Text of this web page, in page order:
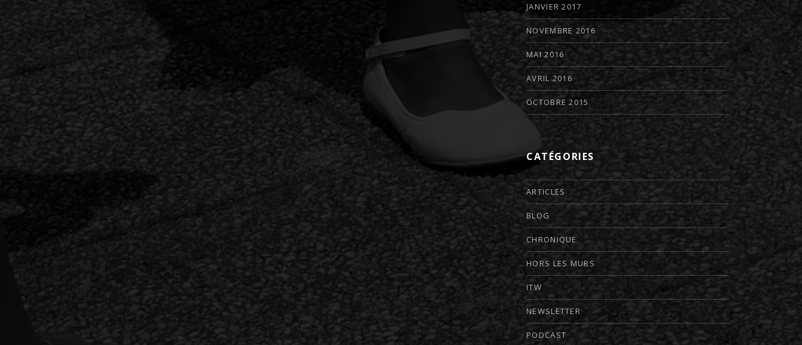
JANVIER 2017
NOVEMBRE 2016
MAI 2016
AVRIL 2016
OCTOBRE 2015
CATÉGORIES
ARTICLES
BLOG
CHRONIQUE
HORS LES MURS
ITW
NEWSLETTER
PODCAST